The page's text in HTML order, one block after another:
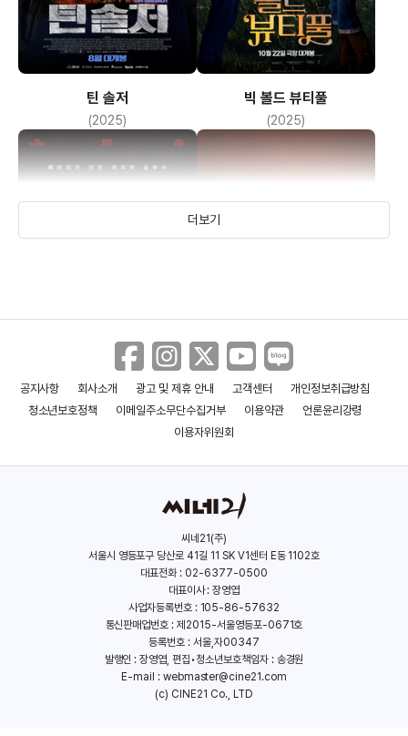
틴 솔저
(2025)
빅 볼드 뷰티풀
(2025)
페라리 더 배트맨
더보기
공지사항 회사소개 광고 및 제휴 안내 고객센터
개인정보취급방침
청소년보호정책
이메일주소무단수집거부 이용약관
언론윤리강령
이용자위원회
씨네21(주)
서울시 영등포구 당산로 41길 11 SK V1센터 E동 1102호
대표전화 : 02-6377-0500
대표이사 : 장영엽
사업자등록번호 : 105-86-57632
통신판매업번호 : 제2015-서울영등포-0671호
등록번호 : 서울,자00347
발행인 : 장영엽, 편집•청소년보호책임자 : 송경원
E-mail : webmaster@cine21.com
(c) CINE21 Co., LTD